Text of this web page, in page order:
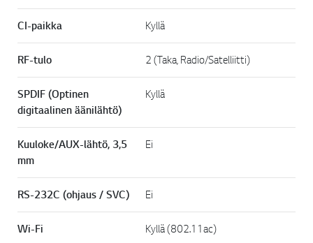
CI-paikka Kyllä
RF-tulo 2 (Taka, Radio/Satelliitti)
SPDIF (Optinen
digitaalinen äänilähtö)
Kyllä
Kuuloke/AUX-lähtö, 3,5
mm
Ei
RS-232C (ohjaus / SVC) Ei
Wi-Fi Kyllä (802.11ac)